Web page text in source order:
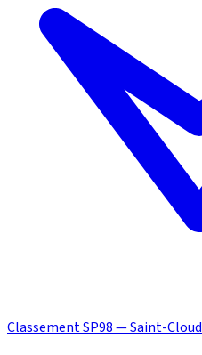
Classement SP98 — Saint-Cloud